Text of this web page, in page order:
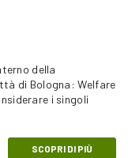
della
di Bologna: Welfare
i singoli
SCOPRI DI PIÙ